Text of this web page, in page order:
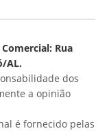
Rua
AL.
dos
a opinião
é fornecido pelas